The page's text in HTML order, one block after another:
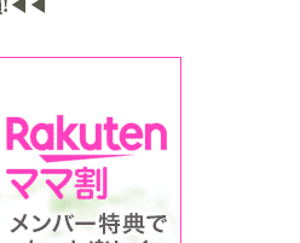
!◀◀